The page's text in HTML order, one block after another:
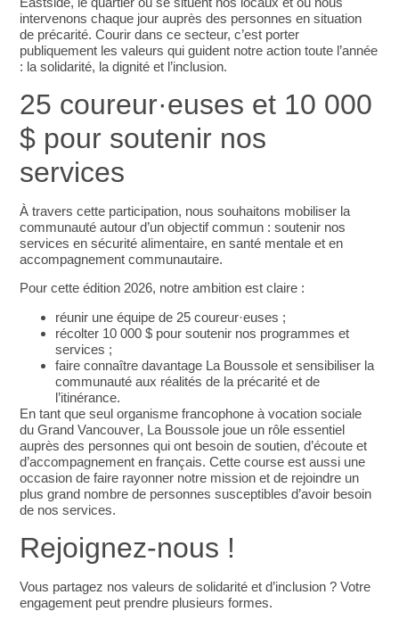
intervenons chaque jour auprès des personnes en situation
de précarité. Courir dans ce secteur, c’est porter
publiquement les valeurs qui guident notre action toute l’année
: la solidarité, la dignité et l’inclusion.
25 coureur·euses et 10 000
$ pour soutenir nos
services
À travers cette participation, nous souhaitons mobiliser la
communauté autour d’un objectif commun : soutenir nos
services en sécurité alimentaire, en santé mentale et en
accompagnement communautaire.
Pour cette édition 2026, notre ambition est claire :
réunir une équipe de 25 coureur·euses ;
récolter 10 000 $ pour soutenir nos programmes et
services ;
faire connaître davantage La Boussole et sensibiliser la
communauté aux réalités de la précarité et de
l’itinérance.
En tant queseul organisme francophone à vocation sociale
du Grand Vancouver, La Boussole joue un rôle essentiel
auprès des personnes qui ont besoin de soutien, d’écoute et
d’accompagnement en français. Cette course est aussi une
occasion de faire rayonner notre mission et de rejoindre un
plus grand nombre de personnes susceptibles d’avoir besoin
de nos services.
Rejoignez-nous !
Vous partagez nos valeurs de solidarité et d’inclusion ? Votre
engagement peut prendre plusieurs formes.